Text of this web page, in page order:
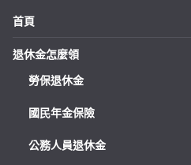
首頁
退休金怎麼領
勞保退休金
國民年金保險
公務人員退休金